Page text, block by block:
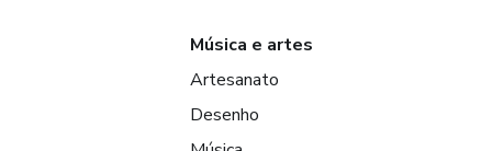
Música e artes
Artesanato
Desenho